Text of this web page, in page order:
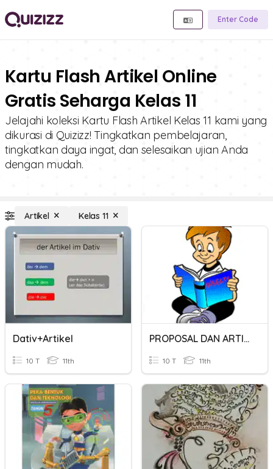
Enter Code
Kartu Flash Artikel Online
Gratis Seharga Kelas 11
Jelajahi koleksi Kartu Flash Artikel Kelas 11 kami yang
dikurasi di Quizizz! Tingkatkan pembelajaran,
tingkatkan daya ingat, dan selesaikan ujian Anda
dengan mudah.
Artikel Kelas 11
Dativ+Artikel
10 T 11th
PROPOSAL DAN ARTIKEL
10 T 11th